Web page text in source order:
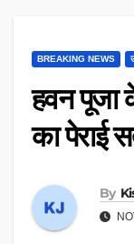
BREAKING NEWS
हवन पूजा
का पेराई
By